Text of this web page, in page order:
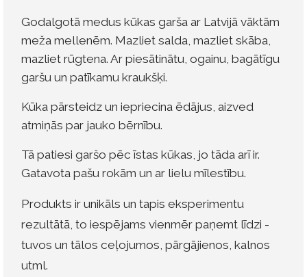
Godalgotā medus kūkas garša ar Latvijā vāktām
meža mellenēm. Mazliet salda, mazliet skāba,
mazliet rūgtena. Ar piesātinātu, ogainu, bagātīgu
garšu un patīkamu kraukšķi.
Kūka pārsteidz un iepriecina ēdājus, aizved
atmiņās par jauko bērnību.
Tā patiesi garšo pēc īstas kūkas, jo tāda arī ir.
Gatavota pašu rokām un ar lielu mīlestību.
Produkts ir unikāls un tapis eksperimentu
rezultātā, to iespējams vienmēr paņemt līdzi -
tuvos un tālos ceļojumos, pārgājienos, kalnos
utml.